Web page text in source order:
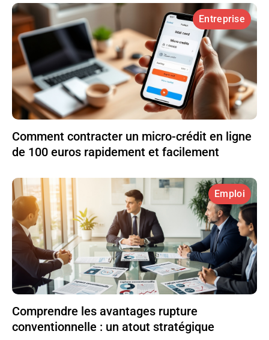
Entreprise
Comment contracter un micro-crédit en ligne
de 100 euros rapidement et facilement
Emploi
Comprendre les avantages rupture
conventionnelle : un atout stratégique